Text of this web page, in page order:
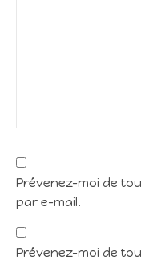
Prévenez-moi de
par e-mail.
Prévenez-moi de